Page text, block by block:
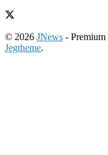
© 2026 JNews - Premium
Jegtheme.